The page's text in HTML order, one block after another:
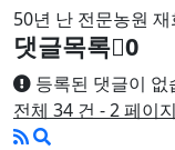
50년 난 전문농원
댓글목록 0
등록된 댓글이 없
전체 34 건 - 2 페이지